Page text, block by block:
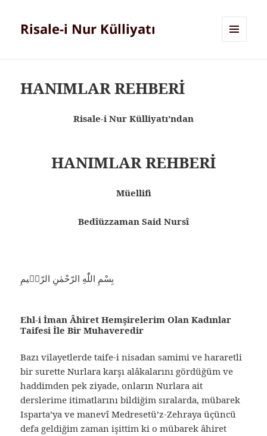
Risale-i Nur Külliyatı
HANIMLAR REHBERİ
Risale-i Nur Külliyatı’ndan
HANIMLAR REHBERİ
Müellifi
Bedîüzzaman Said Nursî
بِسْمِ اللّٰهِ الرّحْمٰنِ الرّحٖيمِ
Ehl-i İman Âhiret Hemşirelerim Olan Kadınlar
Taifesi İle Bir Muhaveredir
Bazı vilayetlerde taife-i nisadan samimi ve hararetli
bir surette Nurlara karşı alâkalarını gördüğüm ve
haddimden pek ziyade, onların Nurlara ait
derslerime itimatlarını bildiğim sıralarda, mübarek
Isparta’ya ve manevî Medresetü’z-Zehraya üçüncü
defa geldiğim zaman işittim ki o mübarek âhiret